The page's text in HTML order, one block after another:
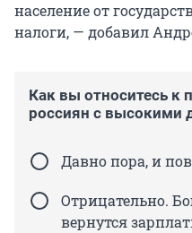
население от
налоги, — добавил
Как вы относитесь к
россиян с высокими
Давно пора, и
Отрицательно.
вернутся